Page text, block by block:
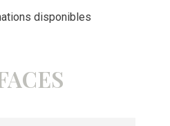
disponibles